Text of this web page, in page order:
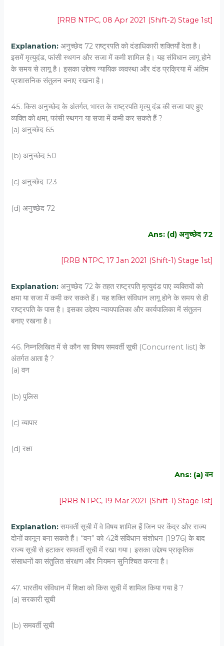
[RRB NTPC, 08 Apr 2021 (Shift-2) Stage 1st]
Explanation: अनुच्छेद 72 राष्ट्रपति को दंडाधिकारी शक्तियाँ देता है।
इसमें मृत्युदंड, फांसी स्थगन और सजा में कमी शामिल है। यह संविधान लागू होने
के समय से लागू है। इसका उद्देश्य न्यायिक व्यवस्था और दंड प्रक्रिया में अंतिम
प्रशासनिक संतुलन बनाए रखना है।
45. किस अनुच्छेद के अंतर्गत, भारत के राष्ट्रपति मृत्यु दंड की सजा पाए हुए
व्यक्ति को क्षमा, फांसी स्थगन या सजा में कमी कर सकते हैं ?
(a) अनुच्छेद 65
(b) अनुच्छेद 50
(c) अनुच्छेद 123
(d) अनुच्छेद 72
Ans: (d) अनुच्छेद 72
[RRB NTPC, 17 Jan 2021 (Shift-1) Stage 1st]
Explanation: अनुच्छेद 72 के तहत राष्ट्रपति मृत्युदंड पाए व्यक्तियों को
क्षमा या सजा में कमी कर सकते हैं। यह शक्ति संविधान लागू होने के समय से ही
राष्ट्रपति के पास है। इसका उद्देश्य न्यायपालिका और कार्यपालिका में संतुलन
बनाए रखना है।
46. निम्नलिखित में से कौन सा विषय समवर्ती सूची (Concurrent list) के
अंतर्गत आता है ?
(a) वन
(b) पुलिस
(c) व्यापार
(d) रक्षा
Ans: (a) वन
[RRB NTPC, 19 Mar 2021 (Shift-1) Stage 1st]
Explanation: समवर्ती सूची में वे विषय शामिल हैं जिन पर केंद्र और राज्य
दोनों कानून बना सकते हैं। “वन” को 42वें संविधान संशोधन (1976) के बाद
राज्य सूची से हटाकर समवर्ती सूची में रखा गया। इसका उद्देश्य प्राकृतिक
संसाधनों का संतुलित संरक्षण और नियमन सुनिश्चित करना है।
47. भारतीय संविधान में शिक्षा को किस सूची में शामिल किया गया है ?
(a) सरकारी सूची
(b) समवर्ती सूची